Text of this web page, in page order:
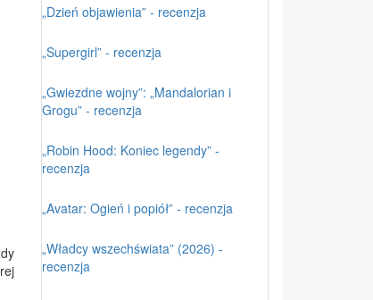
„Dzień objawienia” - recenzja
„Supergirl” - recenzja
„Gwiezdne wojny”: „Mandalorian i
Grogu” - recenzja
„Robin Hood: Koniec legendy” -
recenzja
„Avatar: Ogień i popiół” - recenzja
„Władcy wszechświata” (2026) -
recenzja